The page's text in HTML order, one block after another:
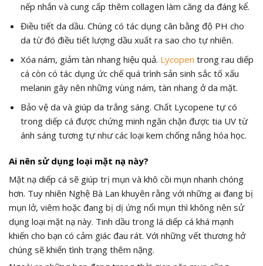
nếp nhắn và cung cấp thêm collagen làm căng da đáng kể.
Điều tiết da dầu. Chúng có tác dụng cân bằng độ PH cho
da từ đó điều tiết lượng dầu xuất ra sao cho tự nhiên.
Xóa nám, giảm tàn nhang hiệu quả. Lycopen trong rau diếp
cá còn có tác dụng ức chế quá trình sản sinh sắc tố xấu
melanin gây nên những vùng nám, tàn nhang ở da mặt.
Bảo vệ da và giúp da trắng sáng. Chất Lycopene tự có
trong diếp cá được chứng minh ngăn chặn được tia UV từ
ánh sáng tương tự như các loại kem chống nắng hóa học.
Ai nên sử dụng loại mặt nạ này?
Mặt nạ diếp cá sẽ giúp trị mụn và khô cồi mụn nhanh chóng
hơn. Tuy nhiên Nghệ Bà Lan khuyên rằng với những ai đang bị
mụn lở, viêm hoặc đang bị dị ứng nổi mụn thì không nên sử
dụng loại mặt nạ này. Tinh dầu trong lá diếp cá khá mạnh
khiến cho bạn có cảm giác đau rát. Với những vết thương hở
chúng sẽ khiến tình trạng thêm nặng.